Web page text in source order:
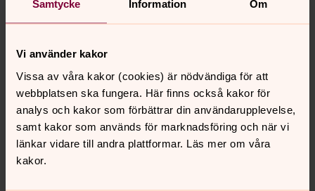
Samtycke Information Om
Vi använder kakor
Vissa av våra kakor (cookies) är nödvändiga för att
webbplatsen ska fungera. Här finns också kakor för
analys och kakor som förbättrar din användarupplevelse,
samt kakor som används för marknadsföring och när vi
länkar vidare till andra plattformar. Läs mer om våra
kakor.
Kyrktaxi
inte själv kan ta dig till gudstjänster i församlingen
Det gäller också i församlingen folkbokförda barn
och ungdomar upp till 18 år som behöver kyrktaxin
för att kunna delta i församlingens
barn/undomsverksamhet (grupper). Målsman
bokar.